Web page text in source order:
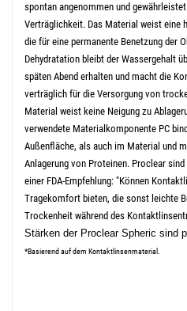
spontan angenommen und
Verträglichkeit. Das Material weist eine
die für eine permanente Benetzung der
Dehydratation bleibt der Wassergehalt
späten Abend erhalten und macht die
verträglich für die Versorgung von
Material weist keine Neigung zu
verwendete Materialkomponente PC
Außenfläche, als auch im Material und
Anlagerung von Proteinen. Proclear
einer FDA-Empfehlung: "Können
Tragekomfort bieten, die sonst leichte
Trockenheit während des
Stärken der Proclear Spheric sind
*Basierend auf dem Kontaktlinsenmaterial.